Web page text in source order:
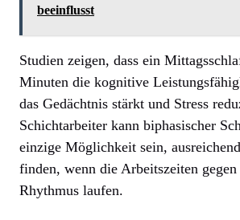
beeinflusst
Studien zeigen, dass ein
Minuten die kognitive
das Gedächtnis stärkt und Stress
Schichtarbeiter kann biphasischer
einzige Möglichkeit sein,
finden, wenn die Arbeitszeiten
Rhythmus laufen.